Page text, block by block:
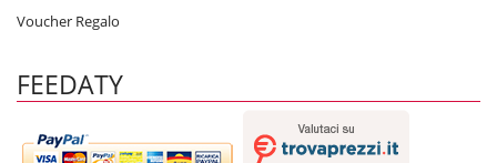
Voucher Regalo
FEEDATY